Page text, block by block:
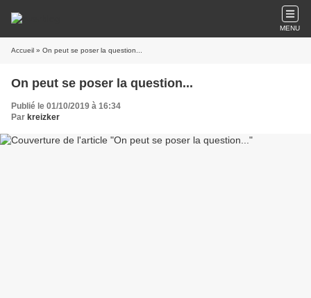
MENU
Accueil » On peut se poser la question...
On peut se poser la question...
Publié le 01/10/2019 à 16:34
Par kreizker